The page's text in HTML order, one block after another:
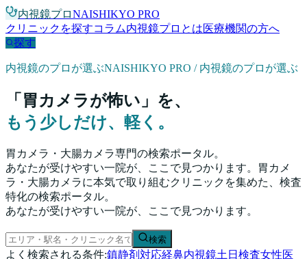
内視鏡プロNAISHIKYO PRO
クリニックを探すコラム内視鏡プロとは医療機関の方へ
探す
内視鏡のプロが選ぶNAISHIKYO PRO / 内視鏡のプロが選ぶ
「胃カメラが怖い」を、
もう少しだけ、軽く。
胃カメラ・大腸カメラ専門の検索ポータル。
あなたが受けやすい一院が、ここで見つかります。
胃カメ
ラ・大腸カメラに本気で取り組むクリニックを集めた、検査
特化の検索ポータル。
あなたが受けやすい一院が、ここで見つかります。
検索
よく検索される条件:鎮静剤対応経鼻内視鏡土日検査女性医